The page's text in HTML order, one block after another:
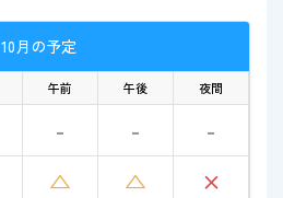
10月の予定
午前 午後 夜間
- - -
△ △ ×